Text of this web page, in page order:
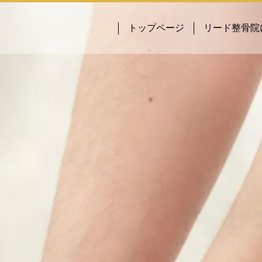
トップページ リード整骨